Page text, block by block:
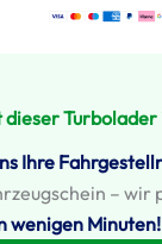
dieser
Ihre
– wir
wenigen Minuten!